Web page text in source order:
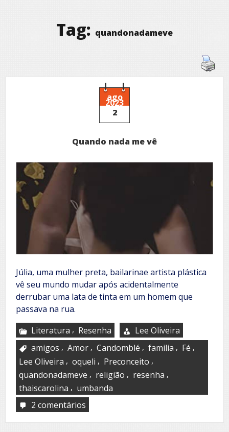
Tag: quandonadameve
ago
2023
2
Quando nada me vê
Júlia, uma mulher preta, bailarinae artista plástica
vê seu mundo mudar após acidentalmente
derrubar uma lata de tinta em um homem que
passava na rua.
Literatura , Resenha
Lee Oliveira
amigos , Amor , Candomblé , familia , Fé ,
Lee Oliveira , oqueli , Preconceito ,
quandonadameve , religião , resenha ,
thaiscarolina , umbanda
2 comentários
nada